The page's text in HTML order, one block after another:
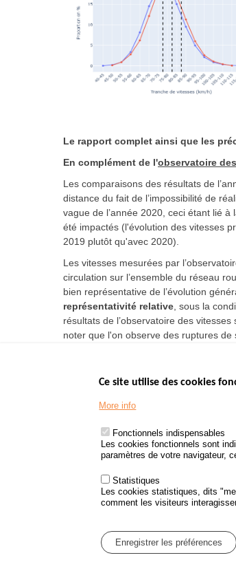
Le rapport complet ainsi que les
En complément de l'observatoire
Les comparaisons des résultats de
distance du fait de l’impossibilité de
vague de l’année 2020, ceci étant lié
été impactés (l'évolution des vitesses
2019 plutôt qu'avec 2020).
Les vitesses mesurées par
circulation sur l’ensemble du réseau
bien représentative de l’évolution
représentativité relative , sous la
résultats de l’observatoire des
noter que l'on observe des ruptures
Ce site utilise des cookies
More info
Fonctionnels indispensables
Les cookies fonctionnels sont
paramètres de votre navigateur,
Statistiques
Les cookies statistiques, dits
comment les visiteurs
Enregistrer les préférences